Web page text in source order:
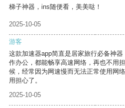
梯子神器，ins随便看，美美哒！
2025-10-05
游客
这款加速器app简直是居家旅行必备神
作办公，都能畅享高速网络，再也不用
候，经常因为网速慢而无法正常使用网
用担心了。
2025-10-05